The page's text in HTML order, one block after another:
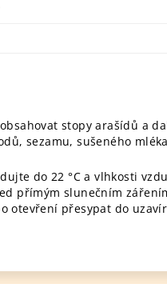
stopy arašídů a
sezamu, sušeného
do 22 °C a vlhkosti
přímým slunečním
otevření přesypat do